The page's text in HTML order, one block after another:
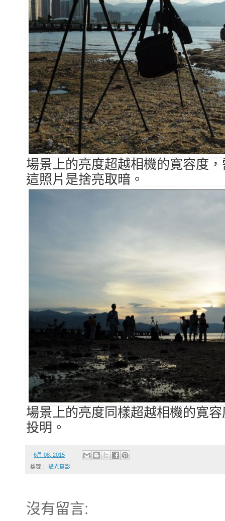
場景上的亮度超越相機的寛容度
這照片是捨亮取暗。
場景上的亮度同樣超越相機的寛
投明。
- 6月 08, 2015
標籤： 攝光寫影
沒有留言: